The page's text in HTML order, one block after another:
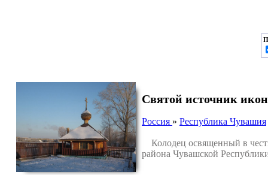
Святой источник
Россия » Республика Чувашия
Колодец освященный в
района Чувашской